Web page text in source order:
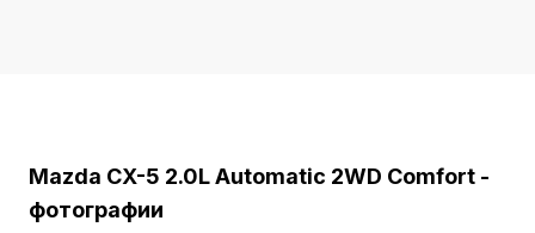
Двигатели
Расположение цилиндров
Mazda CX-5 2.0L Automatic 2WD Comfort -
фотографии